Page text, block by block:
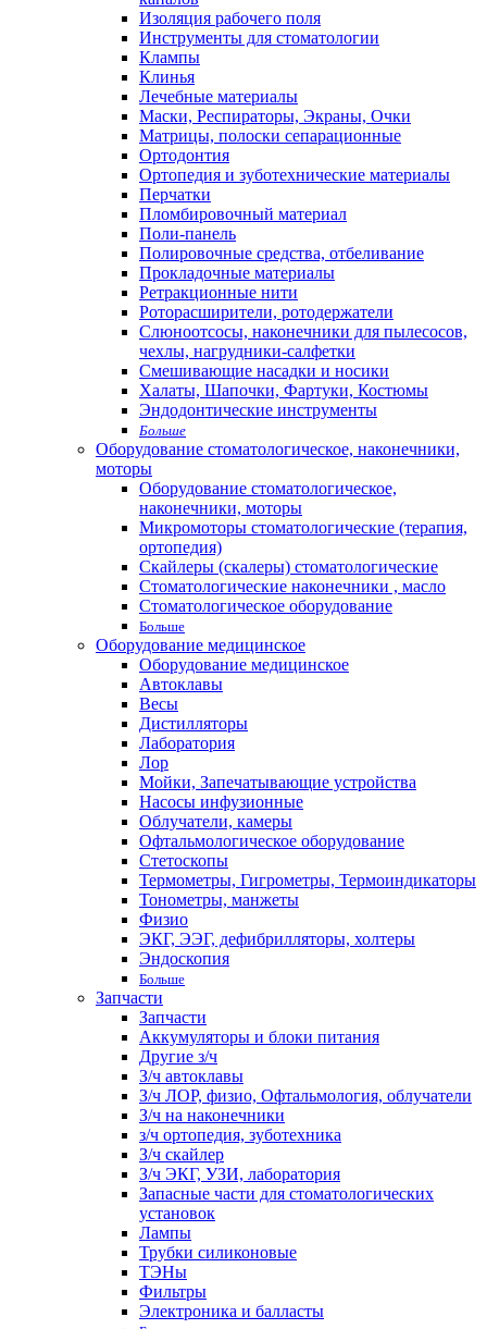
Изоляция рабочего поля
Инструменты для стоматологии
Клампы
Клинья
Лечебные материалы
Маски, Респираторы, Экраны, Очки
Матрицы, полоски сепарационные
Ортодонтия
Ортопедия и зуботехнические материалы
Перчатки
Пломбировочный материал
Поли-панель
Полировочные средства, отбеливание
Прокладочные материалы
Ретракционные нити
Роторасширители, ротодержатели
Слюноотсосы, наконечники для пылесосов,
чехлы, нагрудники-салфетки
Смешивающие насадки и носики
Халаты, Шапочки, Фартуки, Костюмы
Эндодонтические инструменты
Больше
Оборудование стоматологическое, наконечники,
моторы
Оборудование стоматологическое,
наконечники, моторы
Микромоторы стоматологические (терапия,
ортопедия)
Скайлеры (скалеры) стоматологические
Стоматологические наконечники , масло
Стоматологическое оборудование
Больше
Оборудование медицинское
Оборудование медицинское
Автоклавы
Весы
Дистилляторы
Лаборатория
Лор
Мойки, Запечатывающие устройства
Насосы инфузионные
Облучатели, камеры
Офтальмологическое оборудование
Стетоскопы
Термометры, Гигрометры, Термоиндикаторы
Тонометры, манжеты
Физио
ЭКГ, ЭЭГ, дефибрилляторы, холтеры
Эндоскопия
Больше
Запчасти
Запчасти
Аккумуляторы и блоки питания
Другие з/ч
З/ч автоклавы
З/ч ЛОР, физио, Офтальмология, облучатели
З/ч на наконечники
з/ч ортопедия, зуботехника
З/ч скайлер
З/ч ЭКГ, УЗИ, лаборатория
Запасные части для стоматологических
установок
Лампы
Трубки силиконовые
ТЭНы
Фильтры
Электроника и балласты